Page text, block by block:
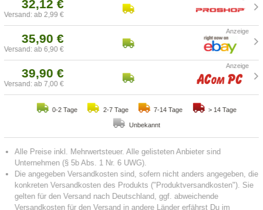
32,12 €
Versand: ab 2,99 €
35,90 €
Versand: ab 6,90 €
39,90 €
Versand: ab 7,00 €
0-2 Tage 2-7 Tage 7-14 Tage > 14 Tage
Unbekannt